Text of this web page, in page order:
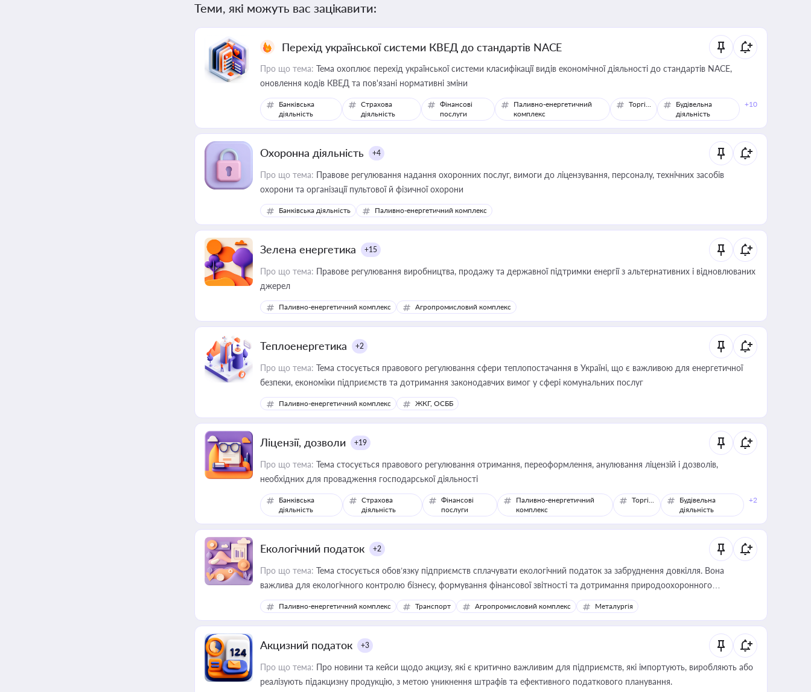
Теми, які можуть вас зацікавити:
Перехід української системи КВЕД до стандартів NACE
Про що тема: Тема охоплює перехід української системи класифікації видів економічної діяльності до стандартів NACE,
оновлення кодів КВЕД та пов'язані нормативні зміни
Банківська
діяльність
Страхова
діяльність
Фінансові
послуги
Паливно-енергетичний
комплекс
Торгівля
Будівельна
діяльність
+10
Охоронна діяльність +4
Про що тема: Правове регулювання надання охоронних послуг, вимоги до ліцензування, персоналу, технічних засобів
охорони та організації пультової й фізичної охорони
Банківська діяльність Паливно-енергетичний комплекс
Зелена енергетика +15
Про що тема: Правове регулювання виробництва, продажу та державної підтримки енергії з альтернативних і відновлюваних
джерел
Паливно-енергетичний комплекс Агропромисловий комплекс
Теплоенергетика +2
Про що тема: Тема стосується правового регулювання сфери теплопостачання в Україні, що є важливою для енергетичної
безпеки, економіки підприємств та дотримання законодавчих вимог у сфері комунальних послуг
Паливно-енергетичний комплекс ЖКГ, ОСББ
Ліцензії, дозволи +19
Про що тема: Тема стосується правового регулювання отримання, переоформлення, анулювання ліцензій і дозволів,
необхідних для провадження господарської діяльності
Банківська
діяльність
Страхова
діяльність
Фінансові
послуги
Паливно-енергетичний
комплекс
Торгівля
Будівельна
діяльність
+2
Екологічний податок +2
Про що тема: Тема стосується обов’язку підприємств сплачувати екологічний податок за забруднення довкілля. Вона
важлива для екологічного контролю бізнесу, формування фінансової звітності та дотримання природоохоронного
законодавства
Паливно-енергетичний комплекс Транспорт Агропромисловий комплекс Металургія
Акцизний податок +3
Про що тема: Про новини та кейси щодо акцизу, які є критично важливим для підприємств, які імпортують, виробляють або
реалізують підакцизну продукцію, з метою уникнення штрафів та ефективного податкового планування.